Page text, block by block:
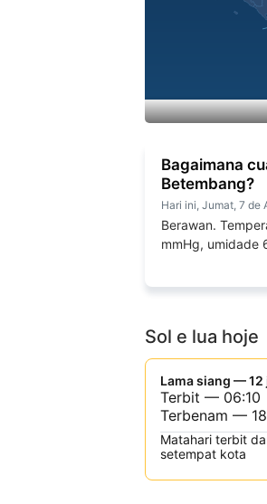
Bagaimana
Betembang?
Hari ini, Jumat, 7 de
Berawan.
mmHg, umidade
Sol e lua hoje
Lama siang — 12
Terbit — 06:10
Terbenam —
Matahari terbit
setempat kota